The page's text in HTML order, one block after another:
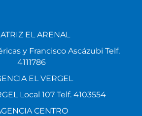
EL ARENAL
y Francisco Ascázubi Telf.
4111786
EL VERGEL
Local 107 Telf. 4103554
CENTRO